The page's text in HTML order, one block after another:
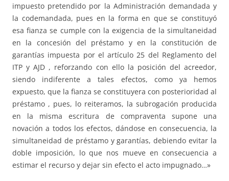
impuesto pretendido por la Administración demandada y
la codemandada, pues en la forma en que se constituyó
esa fianza se cumple con la exigencia de la simultaneidad
en la concesión del préstamo y en la constitución de
garantías impuesta por el artículo 25 del Reglamento del
ITP y AJD , reforzando con ello la posición del acreedor,
siendo indiferente a tales efectos, como ya hemos
expuesto, que la fianza se constituyera con posterioridad al
préstamo , pues, lo reiteramos, la subrogación producida
en la misma escritura de compraventa supone una
novación a todos los efectos, dándose en consecuencia, la
simultaneidad de préstamo y garantías, debiendo evitar la
doble imposición, lo que nos mueve en consecuencia a
estimar el recurso y dejar sin efecto el acto impugnado…»